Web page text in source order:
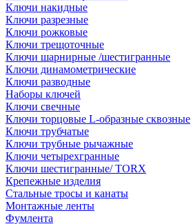
Ключи накидные
Ключи разрезные
Ключи рожковые
Ключи трещоточные
Ключи шарнирные /шестигранные
Ключи динамометрические
Ключи разводные
Наборы ключей
Ключи свечные
Ключи торцовые L-образные сквозные
Ключи трубчатые
Ключи трубные рычажные
Ключи четырехгранные
Ключи шестигранные/ TORX
Крепежные изделия
Стальные тросы и канаты
Монтажные ленты
Фумлента